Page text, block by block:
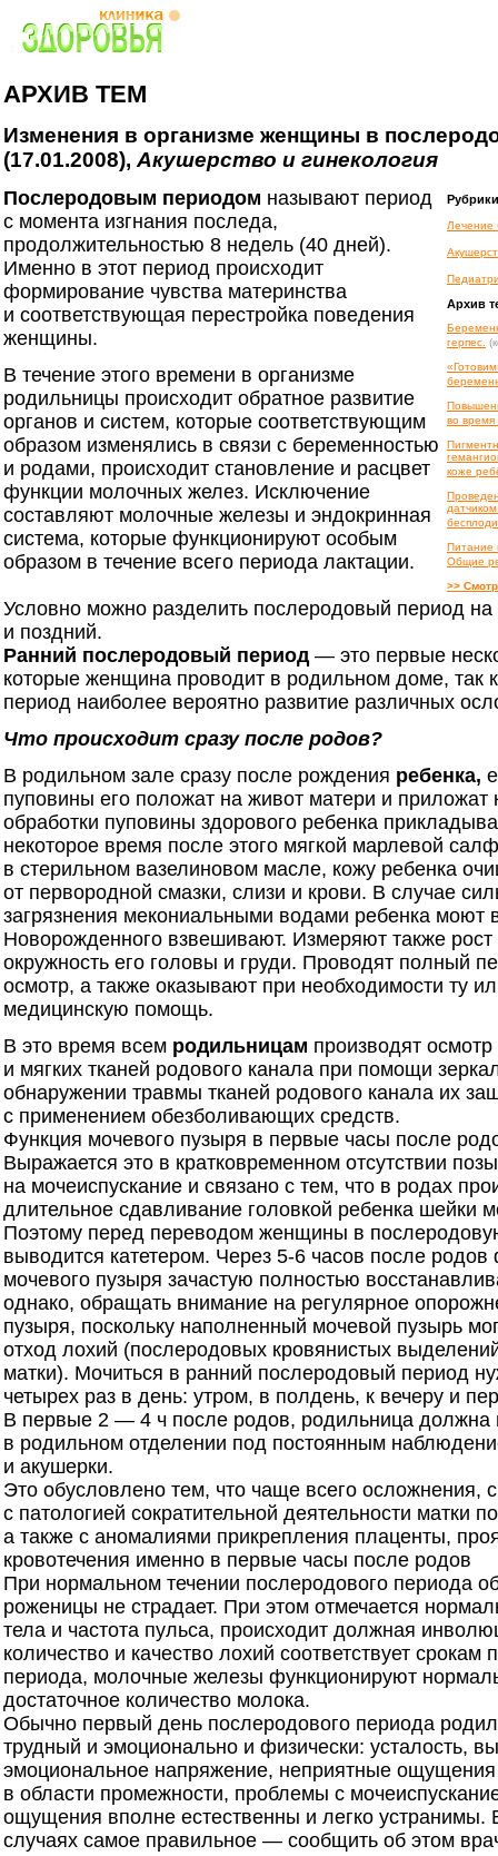
АРХИВ ТЕМ
Изменения в организме женщины в
(17.01.2008), Акушерство и гинекология
Рубрики
Лечение
Архив
герпес.
во
коже
Питание
Общие
>>
Послеродовым периодом называют период
с момента изгнания последа,
продолжительностью 8 недель (40 дней).
Именно в этот период происходит
формирование чувства материнства
и соответствующая перестройка поведения
женщины.
В течение этого времени в организме
родильницы происходит обратное развитие
органов и систем, которые соответствующим
образом изменялись в связи с беременностью
и родами, происходит становление и расцвет
функции молочных желез. Исключение
составляют молочные железы и эндокринная
система, которые функционируют особым
образом в течение всего периода лактации.
Условно можно разделить послеродовый период на
и поздний.
Ранний послеродовый период— это первые
которые женщина проводит в родильном доме, так
период наиболее вероятно развитие различных
Что происходит сразу после родов?
В родильном зале сразу после рождения ребенка,
пуповины его положат на живот матери и приложат
обработки пуповины здорового ребенка
некоторое время после этого мягкой марлевой
в стерильном вазелиновом масле, кожу ребенка
от первородной смазки, слизи и крови. В случае
загрязнения мекониальными водами ребенка моют
Новорожденного взвешивают. Измеряют также рост
окружность его головы и груди. Проводят полный
осмотр, а также оказывают при необходимости ту
медицинскую помощь.
В это время всем родильницам производят
и мягких тканей родового канала при помощи
обнаружении травмы тканей родового канала их
с применением обезболивающих средств.
Функция мочевого пузыря в первые часы после
Выражается это в кратковременном отсутствии
на мочеиспускание и связано с тем, что в родах
длительное сдавливание головкой ребенка шейки
Поэтому перед переводом женщины в
выводится катетером. Через 5-6 часов после родов
мочевого пузыря зачастую полностью
однако, обращать внимание на регулярное
пузыря, поскольку наполненный мочевой пузырь
отход лохий (послеродовых кровянистых
матки). Мочиться в ранний послеродовый период
четырех раз в день: утром, в полдень, к вечеру и
В первые 2 — 4 ч после родов, родильница должна
в родильном отделении под постоянным
и акушерки.
Это обусловлено тем, что чаще всего осложнения,
с патологией сократительной деятельности матки
а также с аномалиями прикрепления плаценты,
кровотечения именно в первые часы после родов
При нормальном течении послеродового периода
роженицы не страдает. При этом отмечается
тела и частота пульса, происходит должная
количество и качество лохий соответствует срокам
периода, молочные железы функционируют
достаточное количество молока.
Обычно первый день послеродового периода
трудный и эмоционально и физически: усталость,
эмоциональное напряжение, неприятные ощущения
в области промежности, проблемы с
ощущения вполне естественны и легко устранимы.
случаях самое правильное — сообщить об этом